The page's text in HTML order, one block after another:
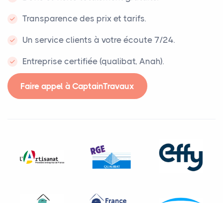
Transparence des prix et tarifs.
Un service clients à votre écoute 7/24.
Entreprise certifiée (qualibat, Anah).
Faire appel à CaptainTravaux